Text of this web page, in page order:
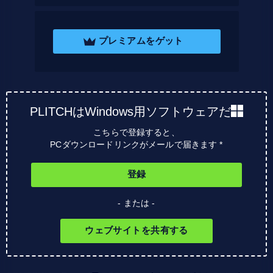
プレミアムをゲット
PLITCHはWindows用ソフトウェアだ
こちらで登録すると、
PCダウンロードリンクがメールで届きます *
登録
- または -
ウェブサイトを共有する